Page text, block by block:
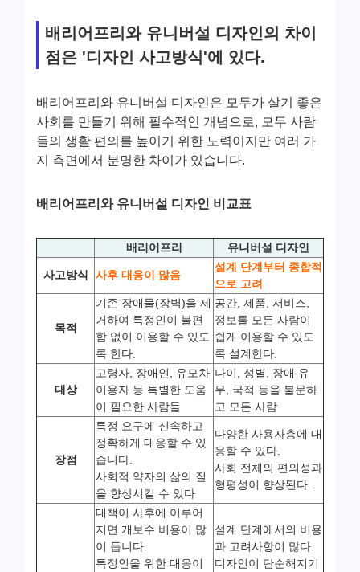
배리어프리와 유니버설 디자인의 차이
점은 '디자인 사고방식'에 있다.
배리어프리와 유니버설 디자인은 모두가 살기 좋은
사회를 만들기 위해 필수적인 개념으로, 모두 사람
들의 생활 편의를 높이기 위한 노력이지만 여러 가
지 측면에서 분명한 차이가 있습니다.
배리어프리와 유니버설 디자인 비교표
배리어프리 유니버설 디자인
사고방식 사후 대응이 많음
설계 단계부터 종합적
으로 고려
목적
기존 장애물(장벽)을 제
거하여 특정인이 불편
함 없이 이용할 수 있도
록 한다.
공간, 제품, 서비스,
정보를 모든 사람이
쉽게 이용할 수 있도
록 설계한다.
대상
고령자, 장애인, 유모차
이용자 등 특별한 도움
이 필요한 사람들
나이, 성별, 장애 유
무, 국적 등을 불문하
고 모든 사람
장점
특정 요구에 신속하고
정확하게 대응할 수 있
습니다.
사회적 약자의 삶의 질
을 향상시킬 수 있다
다양한 사용자층에 대
응할 수 있다.
사회 전체의 편의성과
형평성이 향상된다.
대책이 사후에 이루어
지면 개보수 비용이 많
이 듭니다.
특정인을 위한 대응이
설계 단계에서의 비용
과 고려사항이 많다.
디자인이 단순해지기